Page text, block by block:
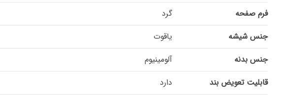
فرم صفحه
گرد
جنس شیشه
یاقوت
جنس بدنه
آلومینیوم
قابلیت تعویض بند
دارد